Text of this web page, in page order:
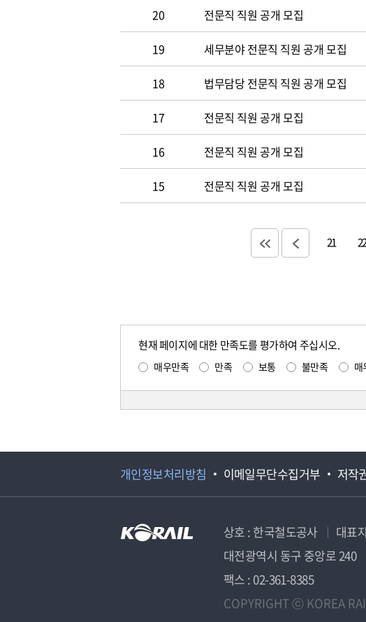
20 전문직 직원 공개 모집
19 세무분야 전문직 직원 공개 모집
18 법무담당 전문직 직원 공개 모집
17 전문직 직원 공개 모집
16 전문직 직원 공개 모집
15 전문직 직원 공개 모집
21 22
현재 페이지에 대한 만족도를 평가하여 주십시오.
매우만족 만족 보통 불만족 매
개인정보처리방침 이메일무단수집거부 저작
상호 : 한국철도공사 대표
대전광역시 동구 중앙로 240
팩스 : 02-361-8385
COPYRIGHT ⓒ KOREA